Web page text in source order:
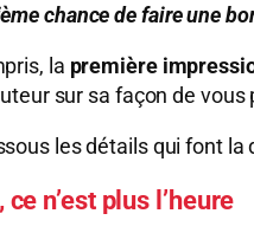
chance de faire une
la première
sur sa façon de vous
les détails qui font
n’est plus l’heure